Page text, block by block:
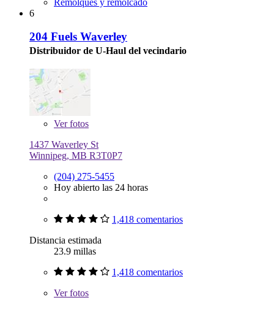
6
204 Fuels Waverley
Distribuidor de U-Haul del vecindario
Verfotos
1437 Waverley St
Winnipeg, MB R3T0P7
(204) 275-5455
Hoy abierto las 24 horas
1,418 comentarios
Distancia estimada
23.9 millas
1,418 comentarios
Verfotos